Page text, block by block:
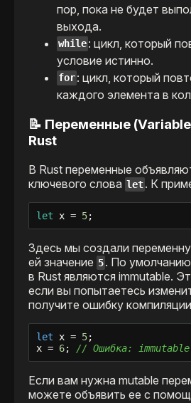
пор, пока не будет
выхода.
while: цикл, который
условие истинно.
for: цикл, который
каждого элемента в
📝 Переменные
Rust
В Rust переменные
ключевого слова let. К
let x = 5;
Здесь мы создали
ей значение 5. По
в Rust являются immutable.
если вы попытаетесь
получите ошибку
let x = 5;
x = 6; // Ошибка: immutable
Если вам нужна mutable
можете объявить ее с